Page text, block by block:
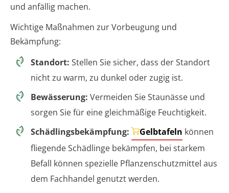
und anfällig machen.
Wichtige Maßnahmen zur Vorbeugung und
Bekämpfung:
Standort: Stellen Sie sicher, dass der Standort
nicht zu warm, zu dunkel oder zugig ist.
Bewässerung: Vermeiden Sie Staunässe und
sorgen Sie für eine gleichmäßige Feuchtigkeit.
Schädlingsbekämpfung:
Gelbtafeln können
fliegende Schädlinge bekämpfen, bei starkem
Befall können spezielle Pflanzenschutzmittel aus
dem Fachhandel genutzt werden.